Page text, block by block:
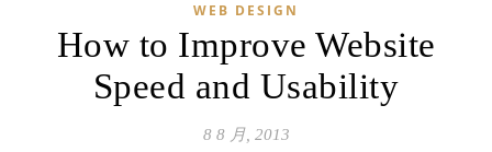
WEB DESIGN
How to Improve Website
Speed and Usability
8 8 月, 2013